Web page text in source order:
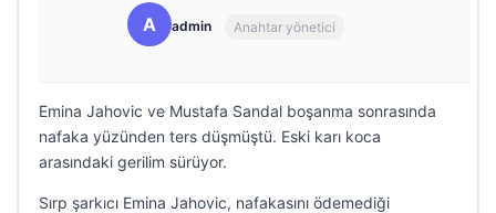
A admin Anahtar yönetici
Emina Jahovic ve Mustafa Sandal boşanma sonrasında
nafaka yüzünden ters düşmüştü. Eski karı koca
arasındaki gerilim sürüyor.
Sırp şarkıcı Emina Jahovic, nafakasını ödemediği